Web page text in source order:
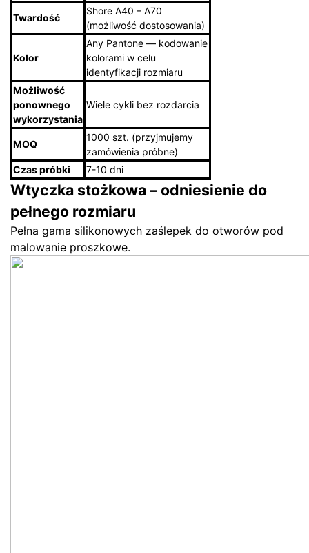
Twardość
Shore A40 – A70
(możliwość dostosowania)
Kolor
Any Pantone — kodowanie
kolorami w celu
identyfikacji rozmiaru
Możliwość
ponownego
wykorzystania
Wiele cykli bez rozdarcia
MOQ
1000 szt. (przyjmujemy
zamówienia próbne)
Czas próbki
7-10 dni
Wtyczka stożkowa – odniesienie do
pełnego rozmiaru
Pełna gama silikonowych zaślepek do otworów pod
malowanie proszkowe.